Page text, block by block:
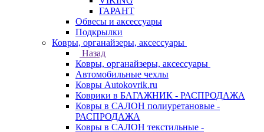
ГАРАНТ
Обвесы и аксессуары
Подкрылки
Ковры, органайзеры, аксессуары
Назад
Ковры, органайзеры, аксессуары
Автомобильные чехлы
Ковры Autokovrik.ru
Коврики в БАГАЖНИК - РАСПРОДАЖА
Ковры в САЛОН полиуретановые -
РАСПРОДАЖА
Ковры в САЛОН текстильные -